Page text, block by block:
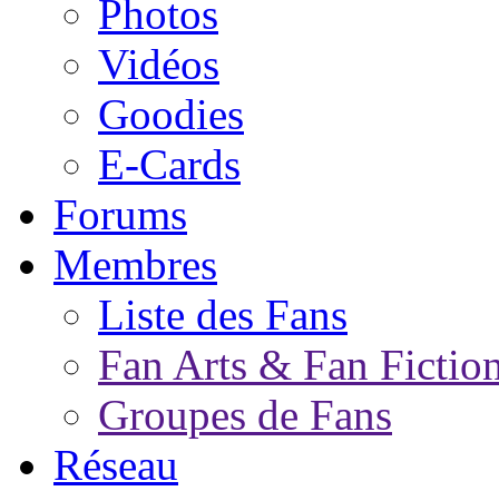
Photos
Vidéos
Goodies
E-Cards
Forums
Membres
Liste des Fans
Fan Arts & Fan
Groupes de Fans
Réseau